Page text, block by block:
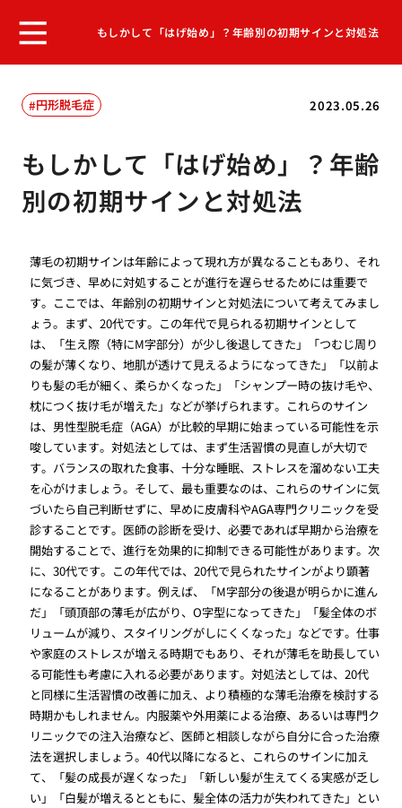
もしかして「はげ始め」？年齢別の初期サインと対処法
2023.05.26
円形脱毛症
もしかして「はげ始め」？年齢
別の初期サインと対処法
薄毛の初期サインは年齢によって現れ方が異なることもあり、それ
に気づき、早めに対処することが進行を遅らせるためには重要で
す。ここでは、年齢別の初期サインと対処法について考えてみまし
ょう。まず、20代です。この年代で見られる初期サインとして
は、「生え際（特にM字部分）が少し後退してきた」「つむじ周り
の髪が薄くなり、地肌が透けて見えるようになってきた」「以前よ
りも髪の毛が細く、柔らかくなった」「シャンプー時の抜け毛や、
枕につく抜け毛が増えた」などが挙げられます。これらのサイン
は、男性型脱毛症（AGA）が比較的早期に始まっている可能性を示
唆しています。対処法としては、まず生活習慣の見直しが大切で
す。バランスの取れた食事、十分な睡眠、ストレスを溜めない工夫
を心がけましょう。そして、最も重要なのは、これらのサインに気
づいたら自己判断せずに、早めに皮膚科やAGA専門クリニックを受
診することです。医師の診断を受け、必要であれば早期から治療を
開始することで、進行を効果的に抑制できる可能性があります。次
に、30代です。この年代では、20代で見られたサインがより顕著
になることがあります。例えば、「M字部分の後退が明らかに進ん
だ」「頭頂部の薄毛が広がり、O字型になってきた」「髪全体のボ
リュームが減り、スタイリングがしにくくなった」などです。仕事
や家庭のストレスが増える時期でもあり、それが薄毛を助長してい
る可能性も考慮に入れる必要があります。対処法としては、20代
と同様に生活習慣の改善に加え、より積極的な薄毛治療を検討する
時期かもしれません。内服薬や外用薬による治療、あるいは専門ク
リニックでの注入治療など、医師と相談しながら自分に合った治療
法を選択しましょう。40代以降になると、これらのサインに加え
て、「髪の成長が遅くなった」「新しい髪が生えてくる実感が乏し
い」「白髪が増えるとともに、髪全体の活力が失われてきた」とい